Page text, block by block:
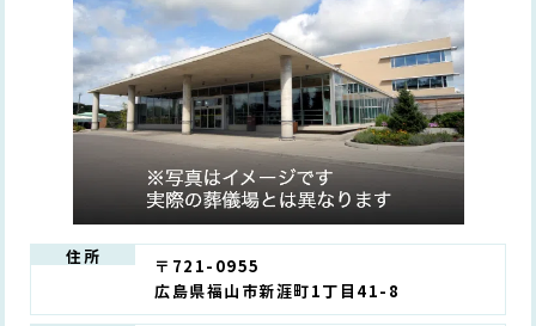
住所
〒721-0955
広島県福山市新涯町1丁目41-8